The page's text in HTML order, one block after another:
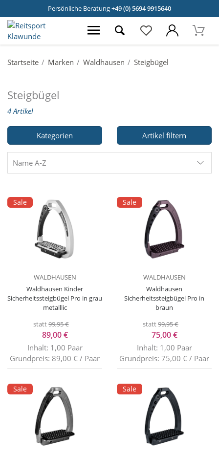
Persönliche Beratung+49 (0) 5694 9915640
Startseite Marken Waldhausen Steigbügel
Steigbügel
4 Artikel
Kategorien Artikel filtern
Name A-Z
Sale
WALDHAUSEN
Waldhausen Kinder
Sicherheitssteigbügel Pro in grau
metalllic
statt99,95 €
89,00 €
Inhalt: 1,00 Paar
Grundpreis: 89,00 € / Paar
Sale
WALDHAUSEN
Waldhausen
Sicherheitssteigbügel Pro in
braun
statt99,95 €
75,00 €
Inhalt: 1,00 Paar
Grundpreis: 75,00 € / Paar
Sale Sale